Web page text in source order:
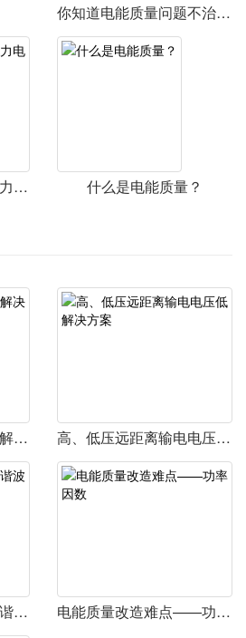
你知道电能质量问题不治理的危害吗？
如何正确安装和维护电力电容器？ 什么是电能质量？
输配电线路末端低电压解决方案 高、低压远距离输电电压低解决方案
电能质量改造难点——谐波治理 电能质量改造难点——功率因数